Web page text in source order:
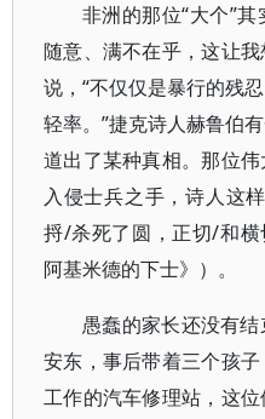
非洲的那位“大个”
随意、满不在乎，这让
说，“不仅仅是暴行的残
轻率。”捷克诗人赫鲁伯
道出了某种真相。那位
入侵士兵之手，诗人这
捋/杀死了圆，正切/和
阿基米德的下士》）。
愚蠢的家长还没有
安东，事后带着三个孩
工作的汽车修理站，这